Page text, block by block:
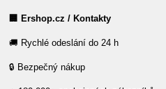
🏢 Ershop.cz / Kontakty
🚚 Rychlé odeslání do 24 h
🔒 Bezpečný nákup